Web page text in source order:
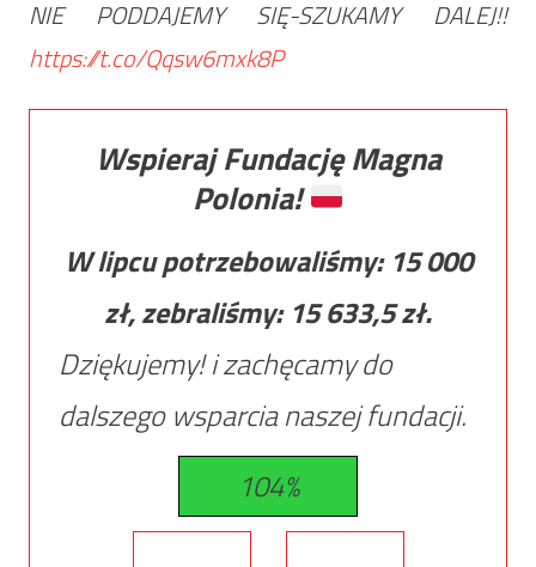
NIE PODDAJEMY SIĘ-SZUKAMY DALEJ!!
https://t.co/Qqsw6mxk8P
Wspieraj Fundację Magna
Polonia!
W lipcu potrzebowaliśmy: 15 000
zł, zebraliśmy: 15 633,5zł.
Dziękujemy! i zachęcamy do
dalszego wsparcia naszej fundacji.
104%